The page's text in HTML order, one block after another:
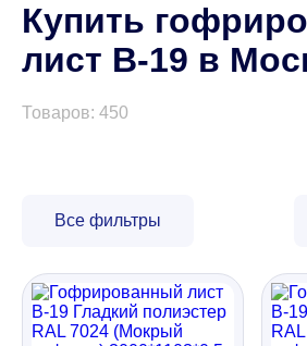
Металлочерепица
Чёрный металлопрокат
Сваи винтовые
Купить
лист В-19 в
Товаров: 450
Все фильтры